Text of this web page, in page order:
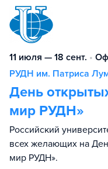
11 июля — 18 сент. •
РУДН им. Патриса
День
мир РУДН»
Российский
всех желающих на
мир РУДН».